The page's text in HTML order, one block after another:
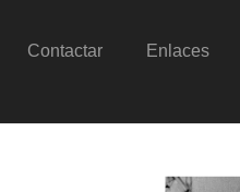
Contactar Enlaces